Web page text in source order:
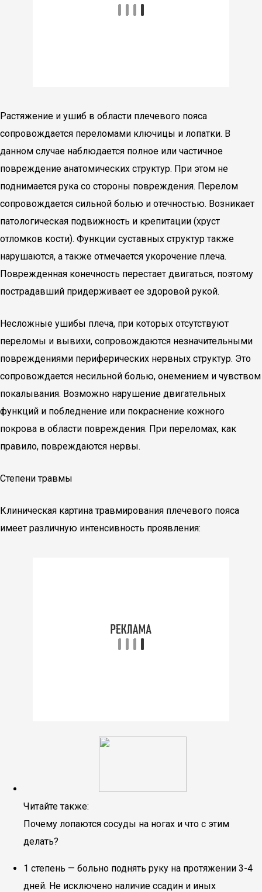
Растяжение и ушиб в области плечевого пояса
сопровождается переломами ключицы и лопатки. В
данном случае наблюдается полное или частичное
повреждение анатомических структур. При этом не
поднимается рука со стороны повреждения. Перелом
сопровождается сильной болью и отечностью. Возникает
патологическая подвижность и крепитации (хруст
отломков кости). Функции суставных структур также
нарушаются, а также отмечается укорочение плеча.
Поврежденная конечность перестает двигаться, поэтому
пострадавший придерживает ее здоровой рукой.
Несложные ушибы плеча, при которых отсутствуют
переломы и вывихи, сопровождаются незначительными
повреждениями периферических нервных структур. Это
сопровождается несильной болью, онемением и чувством
покалывания. Возможно нарушение двигательных
функций и побледнение или покраснение кожного
покрова в области повреждения. При переломах, как
правило, повреждаются нервы.
Степени травмы
Клиническая картина травмирования плечевого пояса
имеет различную интенсивность проявления:
Читайте также:
Почему лопаются сосуды на ногах и что с этим
делать?
1 степень — больно поднять руку на протяжении 3-4
дней. Не исключено наличие ссадин и иных